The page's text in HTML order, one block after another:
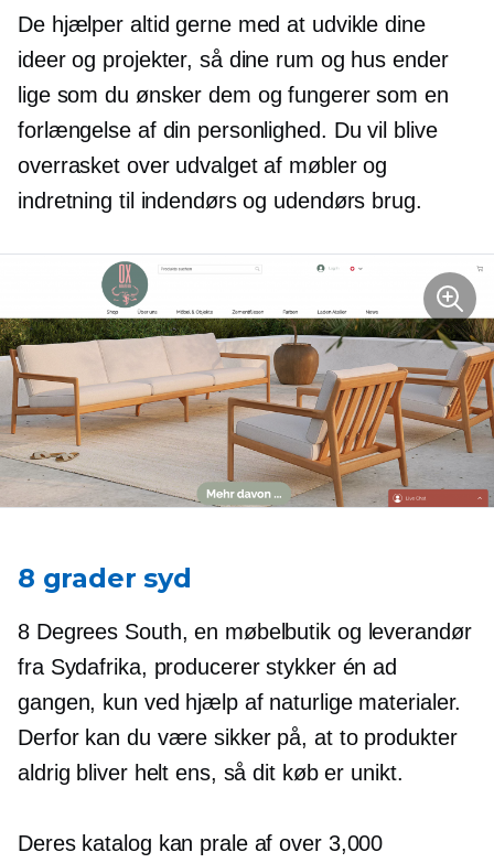
De hjælper altid gerne med at udvikle dine
ideer og projekter, så dine rum og hus ender
lige som du ønsker dem og fungerer som en
forlængelse af din personlighed. Du vil blive
overrasket over udvalget af møbler og
indretning til indendørs og udendørs brug.
8 grader syd
8 Degrees South, en møbelbutik og leverandør
fra Sydafrika, producerer stykker én ad
gangen, kun ved hjælp af naturlige materialer.
Derfor kan du være sikker på, at to produkter
aldrig bliver helt ens, så dit køb er unikt.
Deres katalog kan prale af over 3,000